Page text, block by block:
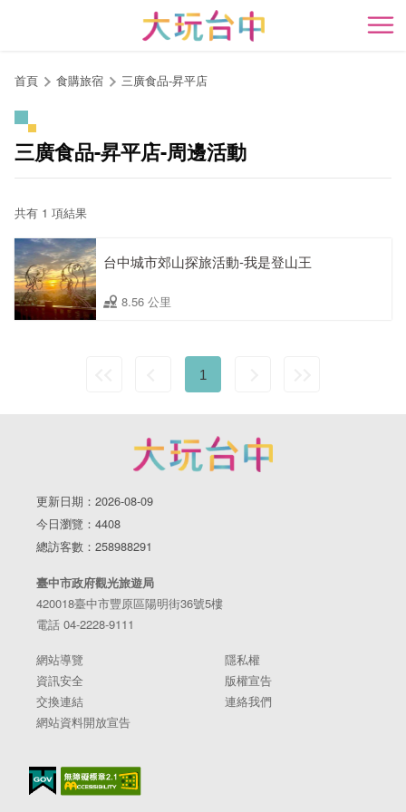
開
首頁 食購旅宿 三廣食品-昇平店
三廣食品-昇平店-周邊活動
共有 1 項結果
台中城市郊山探旅活動-我是登山王
8.56 公里
1
更新日期：2026-08-09
今日瀏覽：4408
總訪客數：258988291
臺中市政府觀光旅遊局
420018臺中市豐原區陽明街36號5樓
電話 04-2228-9111
網站導覽
隱私權
資訊安全
版權宣告
交換連結
連絡我們
網站資料開放宣告